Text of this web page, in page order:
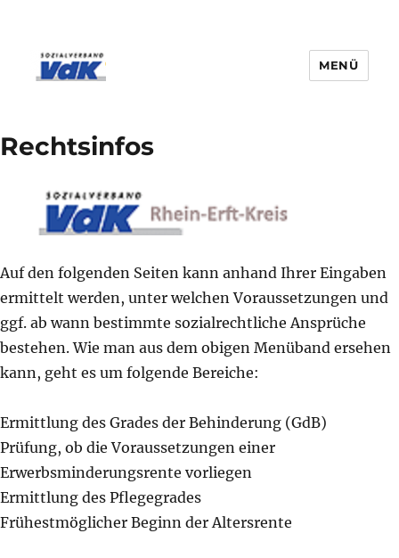
MENÜ
Rechtsinfos
Auf den folgenden Seiten kann anhand Ihrer Eingaben
ermittelt werden, unter welchen Voraussetzungen und
ggf. ab wann bestimmte sozialrechtliche Ansprüche
bestehen. Wie man aus dem obigen Menüband ersehen
kann, geht es um folgende Bereiche:
Ermittlung des Grades der Behinderung (GdB)
Prüfung, ob die Voraussetzungen einer
Erwerbsminderungsrente vorliegen
Ermittlung des Pflegegrades
Frühestmöglicher Beginn der Altersrente